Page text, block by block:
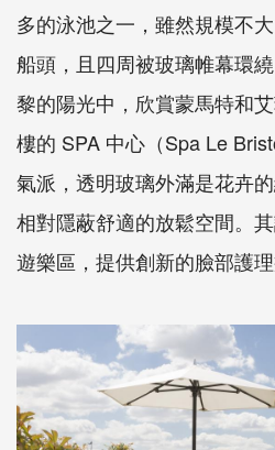
多的泳池之一，雖然規模不
船頭，且四周被玻璃帷幕環
黎的陽光中，欣賞蒙馬特和
樓的 SPA 中心（Spa Le
氣派，透明玻璃外滿是花卉
相對隱蔽舒適的放鬆空間。
遊樂區，提供創新的臉部護理